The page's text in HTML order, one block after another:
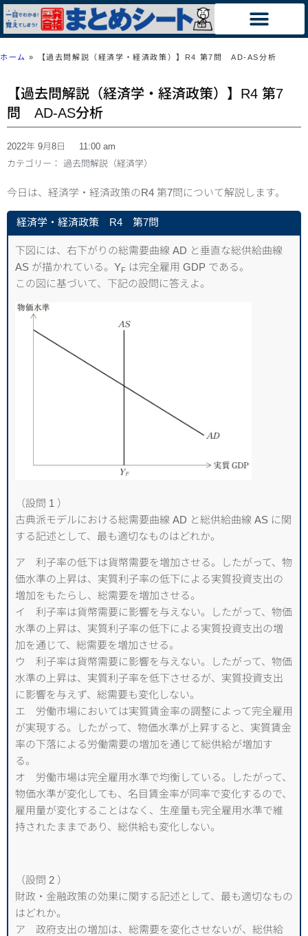
ホーム » 【過去問解説（経済学・経済政策）】R4 第7問 AD-AS分析
【過去問解説（経済学・経済政策）】R4 第7
問 AD-AS分析
2022年 9月8日
11:00 am
カテゴリー： 過去問解説（経済学）
今日は、経済学・経済政策のR4 第7問について解説します。
経済学・経済政策 R4 第7問
下図には、右下がりの総需要曲線 AD と垂直な総供給曲線
AS が描かれている。YF は完全雇用 GDP である。
この図に基づいて、下記の設問に答えよ。
（設問 1 ）
古典派モデルにおける総需要曲線 AD と総供給曲線 AS に関
する記述として、最も適切なものはどれか。
ア 利子率の低下は貨幣需要を増加させる。したがって、物
価水準の上昇は、実質利子率の低下による実質投資支出の
増加をもたらし、総需要を増加させる。
イ 利子率は貨幣需要に影響を与えない。したがって、物価
水準の上昇は、実質利子率の低下による実質投資支出の増
加を通じて、総需要を増加させる。
ウ 利子率は貨幣需要に影響を与えない。したがって、物価
水準の上昇は、実質利子率を低下させるが、実質投資支出
に影響を与えず、総需要も変化しない。
エ 労働市場においては実質賃金率の調整によって完全雇用
が実現する。したがって、物価水準が上昇すると、実質賃金
率の下落による労働需要の増加を通じて総供給が増加す
る。
オ 労働市場は完全雇用水準で均衡している。したがって、
物価水準が変化しても、名目賃金率が同率で変化するので、
雇用量が変化することはなく、生産量も完全雇用水準で維
持されたままであり、総供給も変化しない。
（設問 2 ）
財政・金融政策の効果に関する記述として、最も適切なもの
はどれか。
ア 政府支出の増加は、総需要を変化させないが、総供給